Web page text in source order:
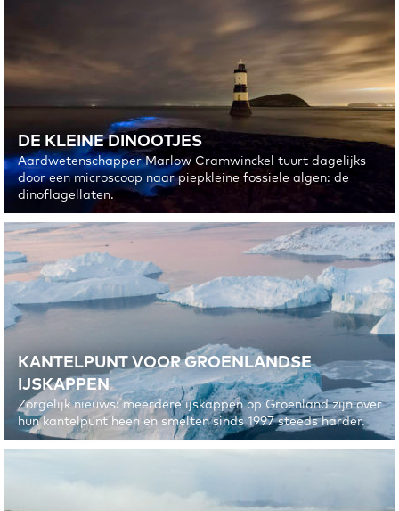
DE KLEINE DINOOTJES
Aardwetenschapper Marlow Cramwinckel tuurt dagelijks
door een microscoop naar piepkleine fossiele algen: de
dinoflagellaten.
KANTELPUNT VOOR GROENLANDSE
IJSKAPPEN
Zorgelijk nieuws: meerdere ijskappen op Groenland zijn over
hun kantelpunt heen en smelten sinds 1997 steeds harder.